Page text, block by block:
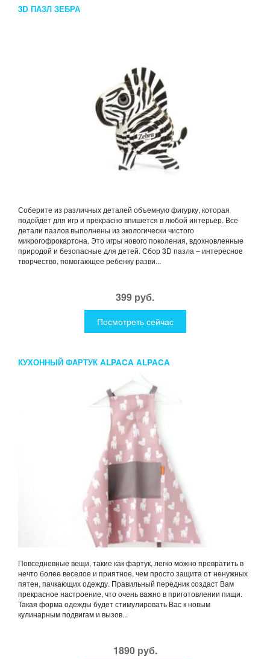
3D ПАЗЛ ЗЕБРА
Соберите из различных деталей объемную фигурку, которая
подойдет для игр и прекрасно впишется в любой интерьер. Все
детали пазлов выполнены из экологически чистого
микрогофрокартона. Это игры нового поколения, вдохновленные
природой и безопасные для детей. Сбор 3D пазла – интересное
творчество, помогающее ребенку разви...
399 руб.
Посмотреть сейчас
КУХОННЫЙ ФАРТУК ALPACA ALPACA
Повседневные вещи, такие как фартук, легко можно превратить в
нечто более веселое и приятное, чем просто защита от ненужных
пятен, пачкающих одежду. Правильный передник создаст Вам
прекрасное настроение, что очень важно в приготовлении пищи.
Такая форма одежды будет стимулировать Вас к новым
кулинарным подвигам и вызов...
1890 руб.